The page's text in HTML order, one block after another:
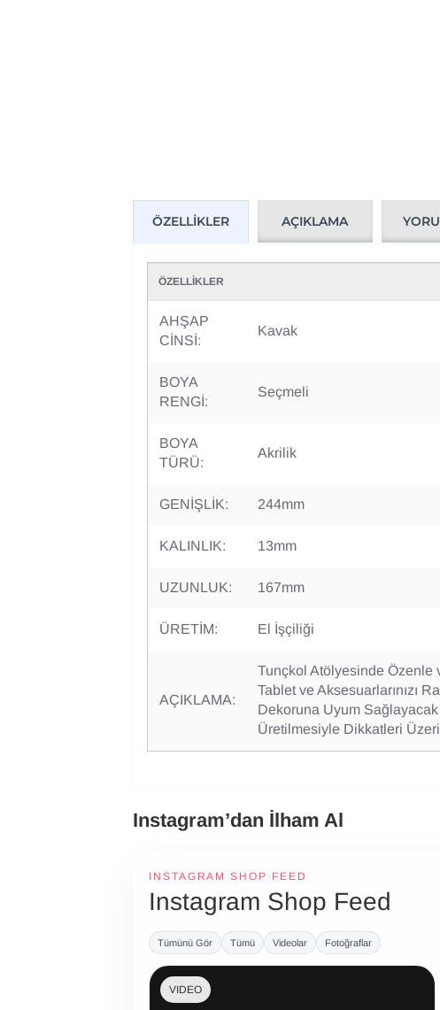
ÖZELLIKLER AÇIKLAMA
ÖZELLİKLER
AHŞAP
CİNSİ:
Kavak
BOYA
RENGİ:
Seçmeli
BOYA
TÜRÜ:
Akrilik
GENİŞLİK: 244mm
KALINLIK: 13mm
UZUNLUK: 167mm
ÜRETİM: El İşçiliği
AÇIKLAMA:
Tunçkol Atölyesinde Özenle
Tablet ve Aksesuarlarınızı
Dekoruna Uyum
Üretilmesiyle Dikkatleri
Instagram’dan İlham Al
INSTAGRAM SHOP FEED
Instagram Shop Feed
Tümünü Gör Tümü Videolar Fotoğraflar
VIDEO